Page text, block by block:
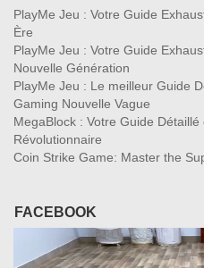
PlayMe Jeu : Votre Guide
Ère
PlayMe Jeu : Votre Guide
Nouvelle Génération
PlayMe Jeu : Le meilleur Guide
Gaming Nouvelle Vague
MegaBlock : Votre Guide
Révolutionnaire
Coin Strike Game: Master the
FACEBOOK